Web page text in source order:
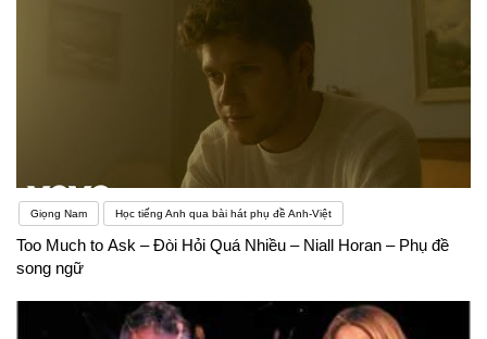
ích rất nhiều cho việc học ngoại ngữ của bạn đó.
Giọng Nam Học tiếng Anh qua bài hát phụ đề Anh-Việt
Too Much to Ask – Đòi Hỏi Quá Nhiều – Niall Horan – Phụ đề
song ngữ